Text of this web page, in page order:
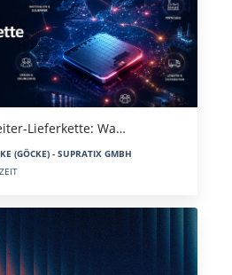
Lieferkette: Wa…
(GÖCKE) - SUPRATIX GMBH